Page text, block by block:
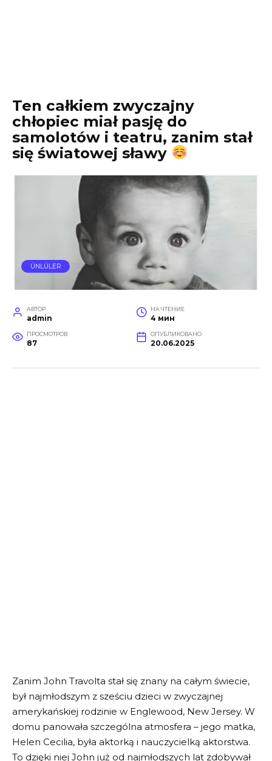
Ten całkiem zwyczajny
chłopiec miał pasję do
samolotów i teatru, zanim stał
się światowej sławy
ÜNLÜLER
АВТОР
admin
НА ЧТЕНИЕ
4 мин
ПРОСМОТРОВ
87
ОПУБЛИКОВАНО
20.06.2025
Zanim John Travolta stał się znany na całym świecie,
był najmłodszym z sześciu dzieci w zwyczajnej
amerykańskiej rodzinie w Englewood, New Jersey. W
domu panowała szczególna atmosfera – jego matka,
Helen Cecilia, była aktorką i nauczycielką aktorstwa.
To dzięki niej John już od najmłodszych lat zdobywał